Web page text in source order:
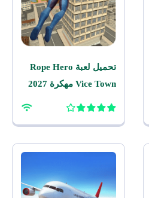
تحميل لعبة Rope Hero
Vice Town مهكرة 2027